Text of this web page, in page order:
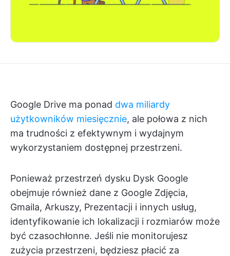
Google Drive ma ponad dwa miliardy
użytkowników miesięcznie, ale połowa z nich
ma trudności z efektywnym i wydajnym
wykorzystaniem dostępnej przestrzeni.
Ponieważ przestrzeń dysku Dysk Google
obejmuje również dane z Google Zdjęcia,
Gmaila, Arkuszy, Prezentacji i innych usług,
identyfikowanie ich lokalizacji i rozmiarów może
być czasochłonne. Jeśli nie monitorujesz
zużycia przestrzeni, będziesz płacić za